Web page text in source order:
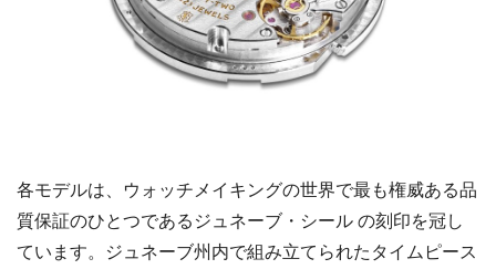
各モデルは、ウォッチメイキングの世界で最も権威ある品
質保証のひとつであるジュネーブ・シール の刻印を冠し
ています。ジュネーブ州内で組み立てられたタイムピース